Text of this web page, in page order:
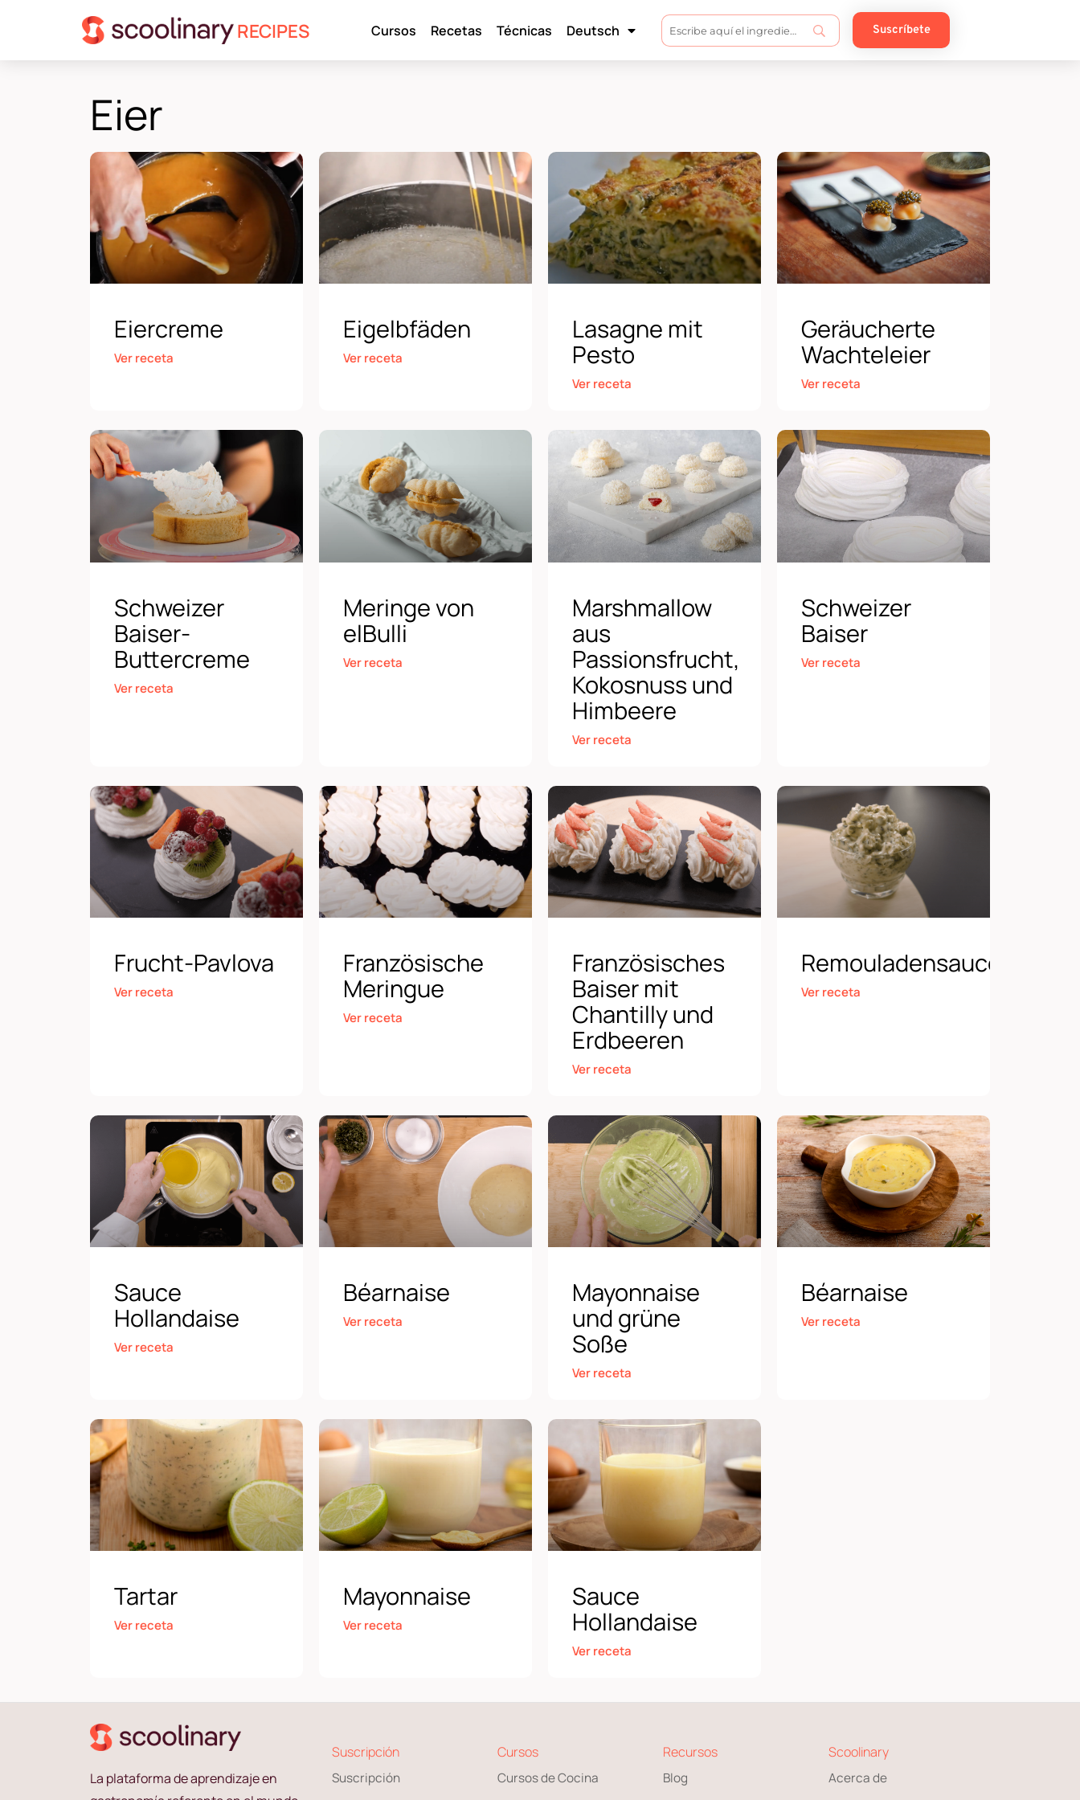
RECIPES Cursos Recetas Técnicas Deutsch Suscríbete
Eier
Eiercreme
Ver receta
Eigelbfäden
Ver receta
Lasagne mit
Pesto
Ver receta
Geräucherte
Wachteleier
Ver receta
Schweizer
Baiser-
Buttercreme
Ver receta
Meringe von
elBulli
Ver receta
Marshmallow
aus
Passionsfrucht,
Kokosnuss und
Himbeere
Ver receta
Schweizer
Baiser
Ver receta
Frucht-Pavlova
Ver receta
Französische
Meringue
Ver receta
Französisches
Baiser mit
Chantilly und
Erdbeeren
Ver receta
Remouladensauce
Ver receta
Sauce
Hollandaise
Ver receta
Béarnaise
Ver receta
Mayonnaise
und grüne
Soße
Ver receta
Béarnaise
Ver receta
Tartar
Ver receta
Mayonnaise
Ver receta
Sauce
Hollandaise
Ver receta
La plataforma de aprendizaje en
Suscripción
Suscripción
Cursos
Cursos de Cocina
Recursos
Blog
Scoolinary
Acerca de